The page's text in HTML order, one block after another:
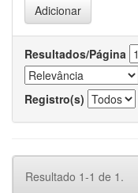
Resultados/Página
Registro(s)
Resultado 1-1 de 1.